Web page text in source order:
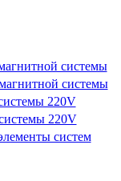
системы
системы
220V
220V
систем